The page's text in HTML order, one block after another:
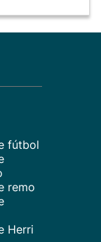
fútbol
remo
Herri